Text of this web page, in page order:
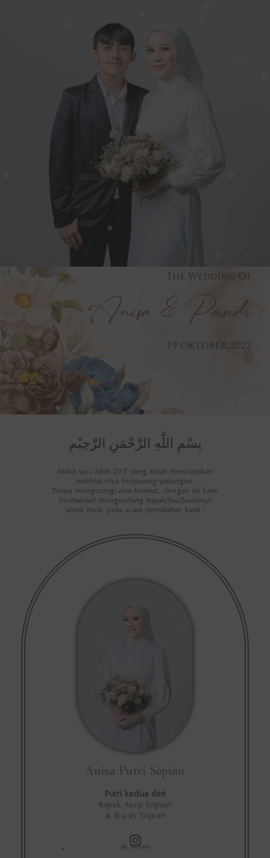
The Wedding Of
Anisa & Pandi
19 Oktober 2025
بِسْمِ اللَّهِ الرَّحْمَنِ الرَّحِيْمِ
Maha suci Allah SWT yang telah menciptakan
makhluk-Nya berpasang-pasangan.
Tanpa mengurangi rasa hormat, dengan ini kami
bermaksud mengundang Bapak/Ibu/Saudara/i
untuk hadir pada acara pernikahan kami :
Anisa Putri Sopian
Putri kedua dari
Bapak Asep Sopian
& Ibu Iis Sopian
@_anisaps